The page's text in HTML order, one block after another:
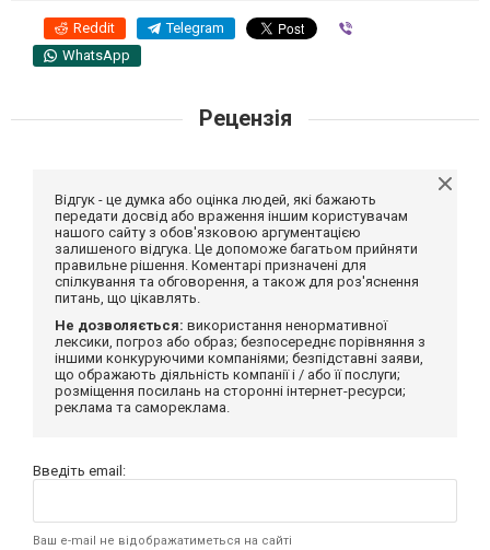
Reddit Telegram
WhatsApp
Рецензія
Відгук - це думка або оцінка людей, які бажають
передати досвід або враження іншим користувачам
нашого сайту з обов'язковою аргументацією
залишеного відгука. Це допоможе багатьом прийняти
правильне рішення. Коментарі призначені для
спілкування та обговорення, а також для роз'яснення
питань, що цікавлять.
Не дозволяється: використання ненормативної
лексики, погроз або образ; безпосереднє порівняння з
іншими конкуруючими компаніями; безпідставні заяви,
що ображають діяльність компанії і / або її послуги;
розміщення посилань на сторонні інтернет-ресурси;
реклама та самореклама.
Введіть email:
Ваш e-mail не відображатиметься на сайті